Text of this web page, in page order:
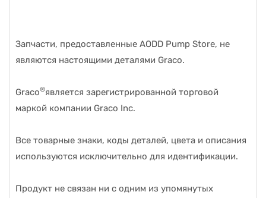
Запчасти, предоставленные AODD Pump Store, не
являются настоящими деталями Graco.
Graco®является зарегистрированной торговой
маркой компании Graco Inc.
Все товарные знаки, коды деталей, цвета и описания
используются исключительно для идентификации.
Продукт не связан ни с одним из упомянутых